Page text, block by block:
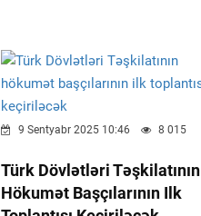
9 Sentyabr 2025 10:46 8 015
Türk Dövlətləri Təşkilatının
Hökumət Başçılarının Ilk